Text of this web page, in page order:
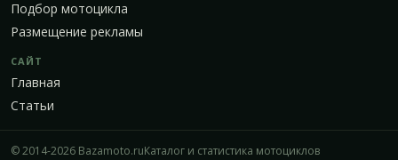
Подбор мотоцикла
Размещение рекламы
САЙТ
Главная
Статьи
© 2014-2026 Bazamoto.ruКаталог и статистика мотоциклов